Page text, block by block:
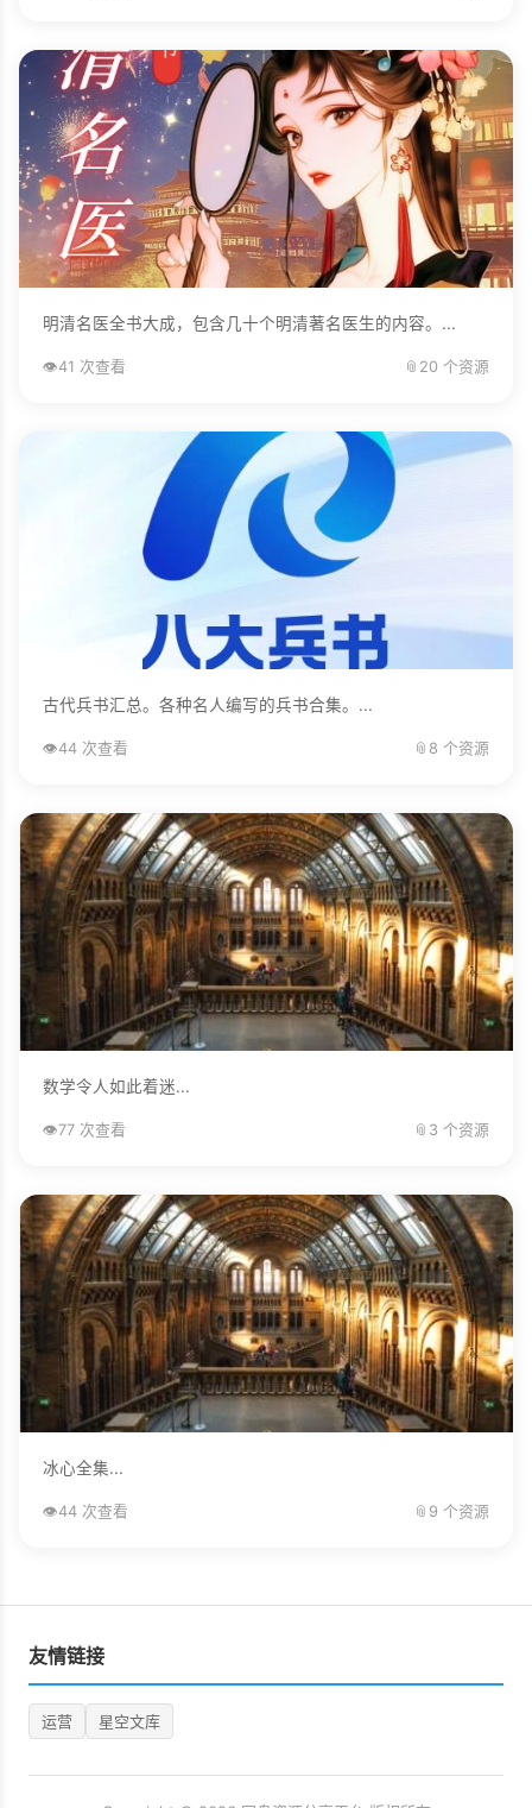
明清名医全书大成，包含几十个明清著名医生的内容。...
👁️41 次查看 📎 20 个资源
古代兵书汇总。各种名人编写的兵书合集。...
👁️44 次查看 📎 8 个资源
数学令人如此着迷...
👁️77 次查看 📎 3 个资源
冰心全集...
👁️44 次查看 📎 9 个资源
友情链接
运营 星空文库